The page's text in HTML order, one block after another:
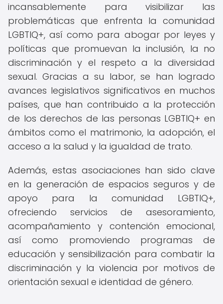
incansablemente para visibilizar las
problemáticas que enfrenta la comunidad
LGBTIQ+, así como para abogar por leyes y
políticas que promuevan la inclusión, la no
discriminación y el respeto a la diversidad
sexual. Gracias a su labor, se han logrado
avances legislativos significativos en muchos
países, que han contribuido a la protección
de los derechos de las personas LGBTIQ+ en
ámbitos como el matrimonio, la adopción, el
acceso a la salud y la igualdad de trato.
Además, estas asociaciones han sido clave
en la generación de espacios seguros y de
apoyo para la comunidad LGBTIQ+,
ofreciendo servicios de asesoramiento,
acompañamiento y contención emocional,
así como promoviendo programas de
educación y sensibilización para combatir la
discriminación y la violencia por motivos de
orientación sexual e identidad de género.